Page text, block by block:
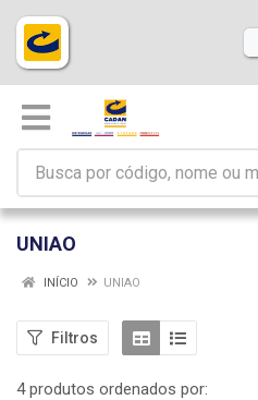
UNIAO
INÍCIO UNIAO
Filtros
4 produtos ordenados por: